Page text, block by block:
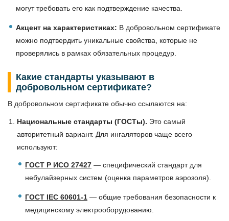
могут требовать его как подтверждение качества.
Акцент на характеристиках: В добровольном сертификате
можно подтвердить уникальные свойства, которые не
проверялись в рамках обязательных процедур.
Какие стандарты указывают в
добровольном сертификате?
В добровольном сертификате обычно ссылаются на:
Национальные стандарты (ГОСТы). Это самый
авторитетный вариант. Для ингаляторов чаще всего
используют:
ГОСТ Р ИСО 27427 — специфический стандарт для
небулайзерных систем (оценка параметров аэрозоля).
ГОСТ IEC 60601-1 — общие требования безопасности к
медицинскому электрооборудованию.